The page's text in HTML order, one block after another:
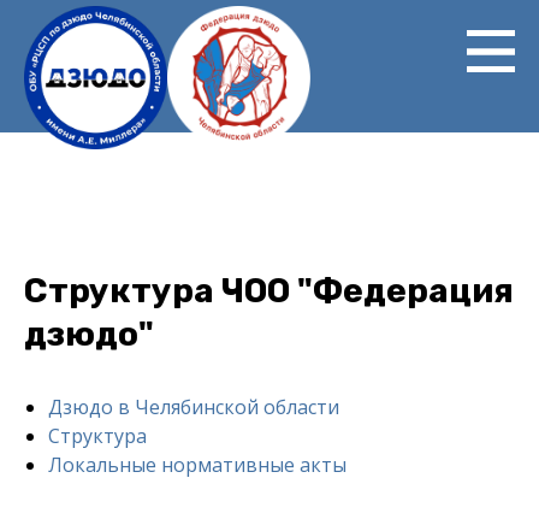
Перейти
основному
содержанию
Структура ЧОО "Федерация
дзюдо"
Main
menu
Дзюдо в Челябинской области
Структура
Локальные нормативные акты